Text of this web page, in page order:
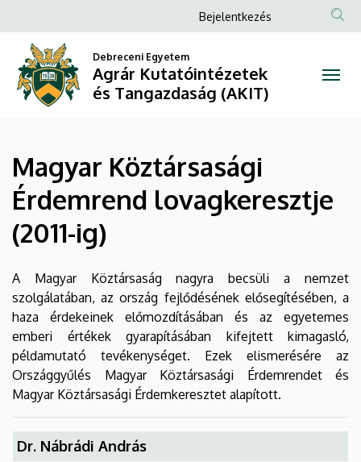
Köztársasági
Érdemrend
lovagkeresztje
ig)
Agrár
Kutatóintézetek
és
Tangazdaság
(AKIT)
a
tartalomra
Anonim
fiók
menüje
Bejelentkezés
Debreceni Egyetem
Agrár Kutatóintézetek
és Tangazdaság (AKIT)
Magyar Köztársasági
Érdemrend lovagkeresztje
(2011-ig)
A Magyar Köztársaság nagyra becsüli a nemzet
szolgálatában, az ország fejlődésének elősegítésében, a
haza érdekeinek előmozdításában és az egyetemes
emberi értékek gyarapításában kifejtett kimagasló,
példamutató tevékenységet. Ezek elismerésére az
Országgyűlés Magyar Köztársasági Érdemrendet és
Magyar Köztársasági Érdemkeresztet alapított.
Dr. Nábrádi András